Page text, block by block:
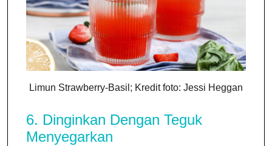
Limun Strawberry-Basil; Kredit foto: Jessi Heggan
6. Dinginkan Dengan Teguk
Menyegarkan